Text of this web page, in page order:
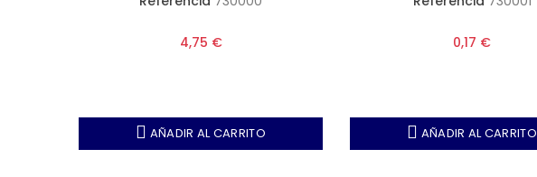
4,75 €
AÑADIR AL CARRITO
0,17 €
AÑADIR AL CARRITO